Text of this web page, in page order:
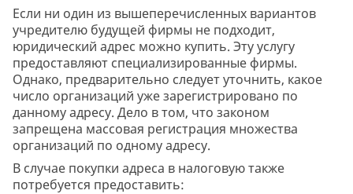
Если ни один из вышеперечисленных вариантов
учредителю будущей фирмы не подходит,
юридический адрес можно купить. Эту услугу
предоставляют специализированные фирмы.
Однако, предварительно следует уточнить, какое
число организаций уже зарегистрировано по
данному адресу. Дело в том, что законом
запрещена массовая регистрация множества
организаций по одному адресу.
В случае покупки адреса в налоговую также
потребуется предоставить: